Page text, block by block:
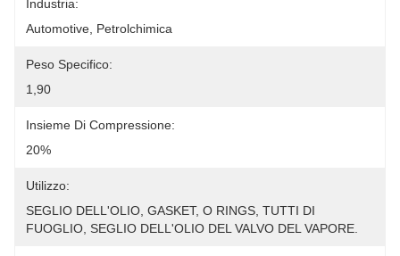
Industria:
Automotive, Petrolchimica
Peso Specifico:
1,90
Insieme Di Compressione:
20%
Utilizzo:
SEGLIO DELL'OLIO, GASKET, O RINGS, TUTTI DI
FUOGLIO, SEGLIO DELL'OLIO DEL VALVO DEL VAPORE.